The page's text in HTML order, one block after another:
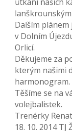
utkání našich
Dalším
v Dolním
Orlicí.
Děkujeme za
kterým našimi
harmonogram.
Těšíme se na
volejbalistek.
Trenérky
18. 10. 2014